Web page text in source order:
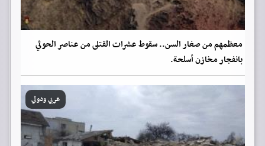
معظمهم من صغار السن.. سقوط عشرات القتلى من عناصر الحوثي
بانفجار مخازن أسلحة.
عربي ودولي